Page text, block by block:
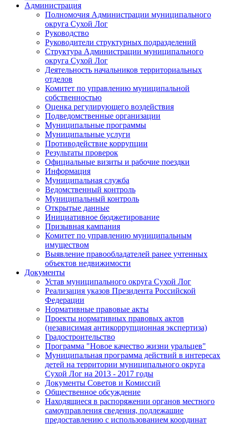
Администрация
Полномочия Администрации муниципального
округа Сухой Лог
Руководство
Руководители структурных подразделений
Структура Администрации муниципального
округа Сухой Лог
Деятельность начальников территориальных
отделов
Комитет по управлению муниципальной
собственностью
Оценка регулирующего воздействия
Подведомственные организации
Муниципальные программы
Муниципальные услуги
Противодействие коррупции
Результаты проверок
Официальные визиты и рабочие поездки
Информация
Муниципальная служба
Ведомственный контроль
Муниципальный контроль
Открытые данные
Инициативное бюджетирование
Призывная кампания
Комитет по управлению муниципальным
имуществом
Выявление правообладателей ранее учтенных
объектов недвижимости
Документы
Устав муниципального округа Сухой Лог
Реализация указов Президента Российской
Федерации
Нормативные правовые акты
Проекты нормативных правовых актов
(независимая антикоррупционная экспертиза)
Градостроительство
Программа "Новое качество жизни уральцев"
Муниципальная программа действий в интересах
детей на территории муниципального округа
Сухой Лог на 2013 - 2017 годы
Документы Советов и Комиссий
Общественное обсуждение
Находящиеся в распоряжении органов местного
самоуправления сведения, подлежащие
предоставлению с использованием координат